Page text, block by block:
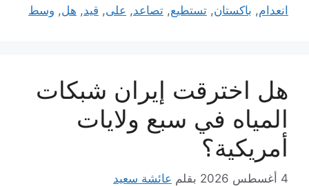
انعدام, باكستان, تستطيع, تصاعد, على, قيد, هل, وسط
هل اخترقت إيران شبكات
المياه في سبع ولايات
أمريكية؟
4 أغسطس 2026 بقلم عائشة سعيد